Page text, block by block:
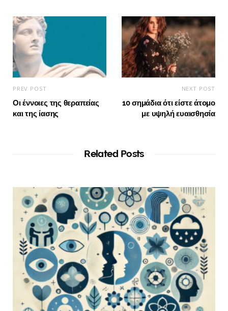
PREV POST
Οι έννοιες της θεραπείας
και της ίασης
NEXT POST
10 σημάδια ότι είστε άτομο
με υψηλή ευαισθησία
Related Posts